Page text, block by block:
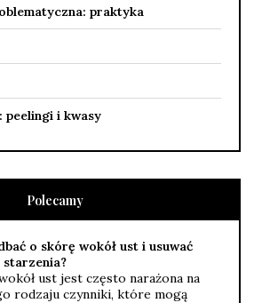
praktyka
peelingi i kwasy
Polecamy
o skórę wokół ust i usuwać
starzenia?
ust jest często narażona na
rodzaju czynniki, które mogą